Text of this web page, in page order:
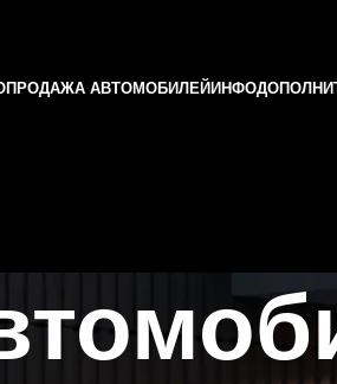
ПРОДАЖА АВТОМОБИЛЕЙ ИНФО